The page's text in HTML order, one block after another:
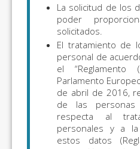
La solicitud de los
poder
solicitados.
El tratamiento de
personal de
el “Reglamento
Parlamento
de abril de 2016,
de las
respecta al
personales y a
estos datos